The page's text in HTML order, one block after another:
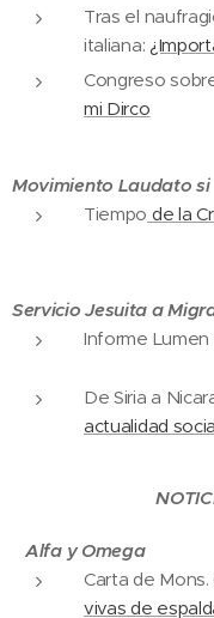
Tras el
italiana:
Congreso
mi Dirco
Movimiento Laudato si
Tiempo de la
Servicio Jesuita a
Informe Lumen
De Siria a
actualidad
Alfa y Omega
Carta de
vivas de